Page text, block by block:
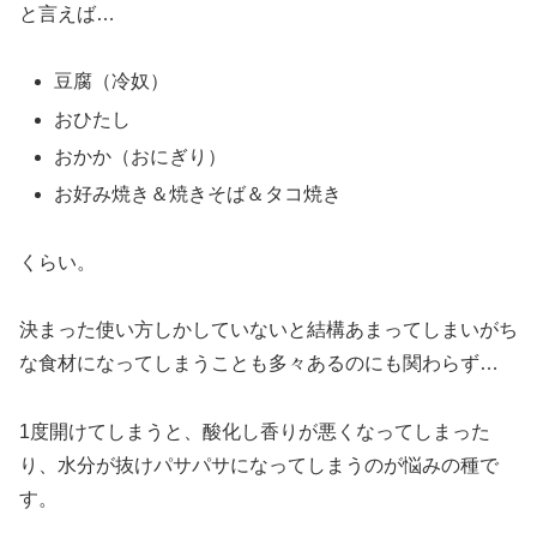
と言えば…
豆腐（冷奴）
おひたし
おかか（おにぎり）
お好み焼き＆焼きそば＆タコ焼き
くらい。
決まった使い方しかしていないと結構あまってしまいがち
な食材になってしまうことも多々あるのにも関わらず…
1度開けてしまうと、酸化し香りが悪くなってしまった
り、水分が抜けパサパサになってしまうのが悩みの種で
す。